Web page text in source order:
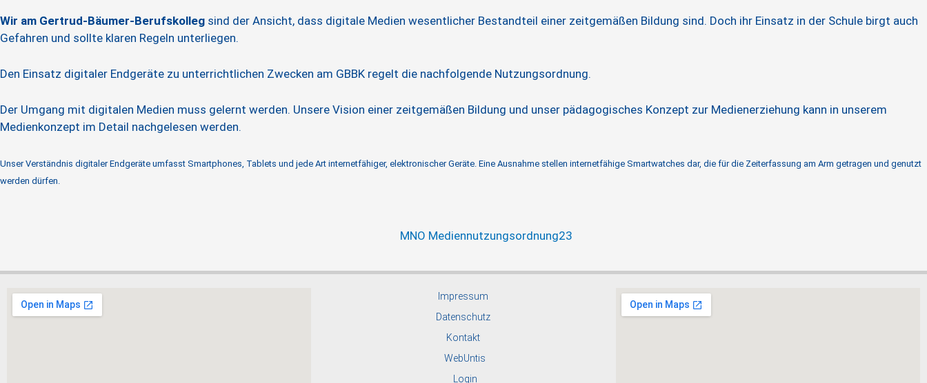
Wir am Gertrud-Bäumer-Berufskolleg sind der Ansicht, dass digitale Medien wesentlicher Bestandteil einer zeitgemäßen Bildung sind. Doch ihr Einsatz in der Schule birgt auch
Gefahren und sollte klaren Regeln unterliegen.
Den Einsatz digitaler Endgeräte zu unterrichtlichen Zwecken am GBBK regelt die nachfolgende Nutzungsordnung.
Der Umgang mit digitalen Medien muss gelernt werden. Unsere Vision einer zeitgemäßen Bildung und unser pädagogisches Konzept zur Medienerziehung kann in unserem
Medienkonzept im Detail nachgelesen werden.
Unser Verständnis digitaler Endgeräte umfasst Smartphones, Tablets und jede Art internetfähiger, elektronischer Geräte. Eine Ausnahme stellen internetfähige Smartwatches dar, die für die Zeiterfassung am Arm getragen und genutzt
werden dürfen.
MNO Mediennutzungsordnung23
Impressum
Datenschutz
Kontakt
WebUntis
Login